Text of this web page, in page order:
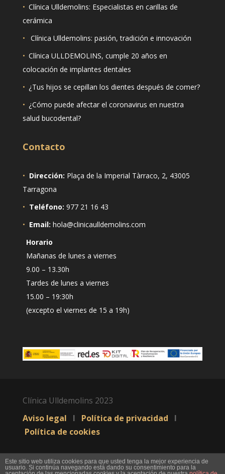
• Clínica Ulldemolins: Especialistas en carillas de
cerámica
•
Clínica Ulldemolins: pasión, tradición e innovación
• Clínica ULLDEMOLINS, cumple 20 años en
colocación de implantes dentales
• ¿Tus hijos se cepillan los dientes después de comer?
• ¿Cómo puede afectar el coronavirus en nuestra
salud bucodental?
Contacto
• Dirección: Plaça de la Imperial Tàrraco, 2, 43005
Tarragona
• Teléfono: 977 21 16 43
• Email: hola@clinicaulldemolins.com
Horario
Mañanas de lunes a viernes
9.00 – 13.30h
Tardes de lunes a viernes
15.00 – 19:30h
(excepto el viernes de 15 a 19h)
Clínica Ulldemolins 2023
Aviso legal
I Política de privacidad
I
Política de cookies
Este sitio web utiliza cookies para que usted tenga la mejor experiencia de
usuario. Si continúa navegando está dando su consentimiento para la